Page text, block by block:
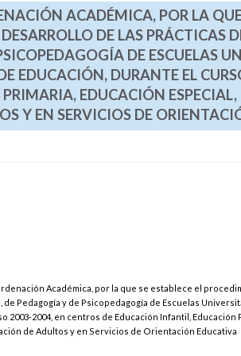
ACADÉMICA, POR LA QUE
DE LAS PRÁCTICAS
DE ESCUELAS
EDUCACIÓN, DURANTE EL
EDUCACIÓN
Y EN SERVICIOS DE
Académica, por la que se establece el
de Pedagogía y de Psicopedagogía de Escuelas
2003-2004, en centros de Educación Infantil, Educación
de Adultos y en Servicios de Orientación Educativa